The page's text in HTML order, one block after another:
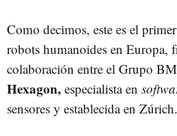
Como decimos, este es el
robots humanoides en Europa,
colaboración entre el Grupo
Hexagon, especialista en
sensores y establecida en Zúrich.